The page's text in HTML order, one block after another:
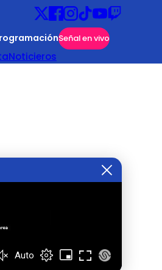
Señal en vivo
Noticieros